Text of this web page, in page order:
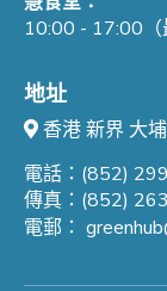
10:00 - 17:00（
地址
香港 新界 大
電話：(852)
傳真：(852)
電郵：